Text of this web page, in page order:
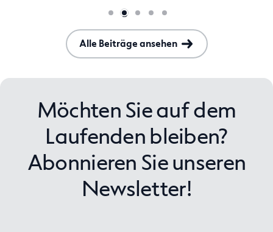
Alle Beiträge ansehen
Möchten Sie auf dem
Laufenden bleiben?
Abonnieren Sie unseren
Newsletter!